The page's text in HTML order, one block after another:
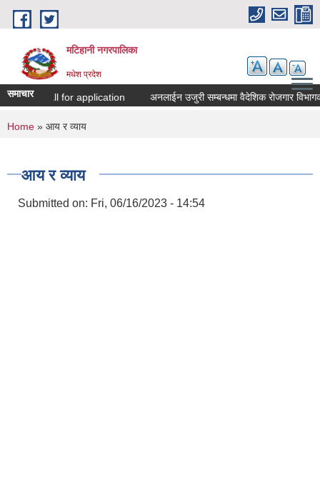
Skip to main content
मटिहानी नगरपालिका
मधेश प्रदेश
समाचारCall for application अनलाईन उजुरी सम्बन्धमा वैदेशिक रोजगार
You are here
Home » आय र व्याय
आय र व्याय
Submitted on: Fri, 06/16/2023 - 14:54